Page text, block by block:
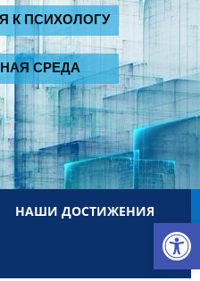
К ПСИХОЛОГУ
СРЕДА
НАШИ ДОСТИЖЕНИЯ